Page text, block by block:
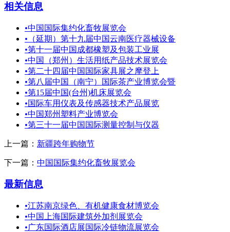
相关信息
•中国国际集约化畜牧展览会
• （延期）第十九届中国云南医疗器械设备
•第十一届中国成都橡塑及包装工业展
•中国（郑州）生活用纸产品技术展览会
•第二十四届中国国际家具展之摩登上
•第八届中国（南宁）国际茶产业博览会暨
•第15届中国(台州)机床展览会
•国际车用仪表及传感器技术产品展览
•中国郑州塑料产业博览会
•第三十一届中国国际测量控制与仪器
上一篇： 新疆跨年购物节
下一篇： 中国国际集约化畜牧展览会
最新信息
•江苏南京绿色、有机健康食材博览会
•中国上海国际建筑外加剂展览会
•广东国际酒店展国际冷链物流展览会